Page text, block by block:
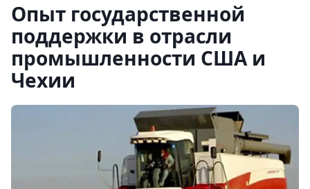
Опыт государственной
поддержки в отрасли
промышленности США и
Чехии